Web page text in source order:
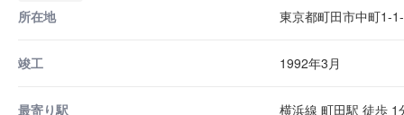
所在地
東京都町田市中町1-
竣工 1992年3月
最寄り駅 横浜線 町田駅 徒歩 1